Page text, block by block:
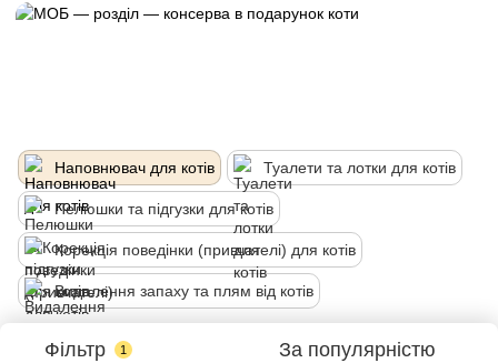
Наповнювач для котів Туалети та лотки для котів
Пелюшки та підгузки для котів
Корекція поведінки (привчателі) для котів
Видалення запаху та плям від котів
Фільтр 1 За популярністю